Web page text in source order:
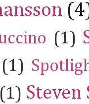
(1)
(1)
(1) Steven